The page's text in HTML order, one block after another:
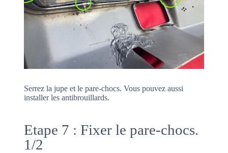
Serrez la jupe et le pare-chocs. Vous pouvez aussi
installer les antibrouillards.
Etape 7 : Fixer le pare-chocs.
1/2